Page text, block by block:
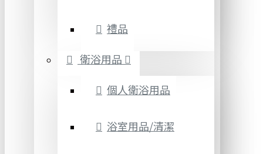
禮品
衛浴用品
個人衛浴用品
浴室用品/清潔